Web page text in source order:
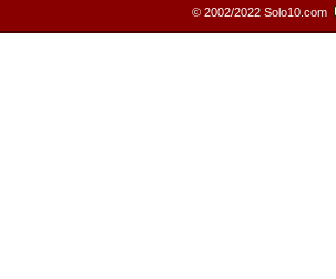
© 2002/2022 Solo10.com